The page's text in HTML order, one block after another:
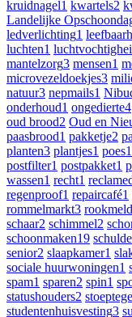
kruidnagel1 kwartels2
Landelijke
ledverlichting1
luchten1
mantelzorg3 mensen1
microvezeldoekjes3
natuur3 nepmails1
onderhoud1 ongedierte4
oud brood2 Oud en
paasbrood1 pakketje2
planten3 plantjes1 poes1
postfilter1 postpakket1
wassen1 recht1
regenproof1 repaircafé1
rommelmarkt3
schaar2 schimmel2
schoonmaken19
senior2 slaapkamer1
sociale huurwoningen1
spam1 sparen2 spin1
statushouders2
studentenhuisvesting3